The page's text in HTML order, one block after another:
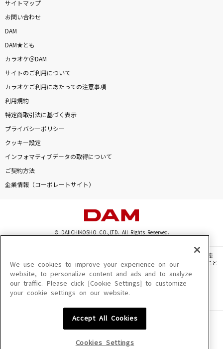
[生音]KissHug
aiko
ライラック
Mrs. GREEN APPLE
瞳をとじて
平井堅
[生音]fish
back number
もっと見る
カラオケ最新情報をチェック！
サイトマップ
お問い合わせ
DAM
DAM★とも
カラオケ＠DAM
サイトのご利用について
カラオケご利用にあたっての注意事項
利用規約
特定商取引法に基づく表示
プライバシーポリシー
クッキー設定
インフォマティブデータの取得について
ご契約方法
企業情報（コーポレートサイト）
© DAIICHIKOSHO CO.,LTD. All Rights Reserved.
このサイトに掲載されている一切の文章・画像・写真・動画・音声等を、手段や形態
を問わず、著作権法の定める範囲を超えて無断で複製、転載、ファイル化などすること
を禁じます。
楽曲及びコンテンツは、機種によりご利用いただけない場合があります。
楽曲及びコンテンツの配信日、配信内容が変更になる場合があります。
We use cookies to improve your experience on our
website, to personalize content and ads and to analyze
our traffic. Please click [Cookie Settings] to customize
your cookie settings on our website.
Accept All Cookies
Cookies Settings